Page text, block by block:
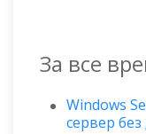
За все
Windows
сервер